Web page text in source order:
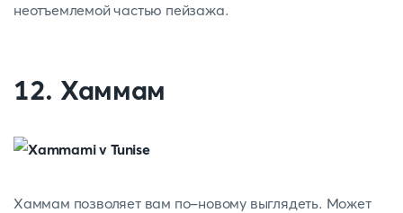
неотъемлемой частью пейзажа.
12. Хаммам
Хаммам позволяет вам по-новому выглядеть. Может